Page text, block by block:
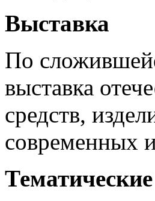
Выставка
По
выставка
средств,
современных